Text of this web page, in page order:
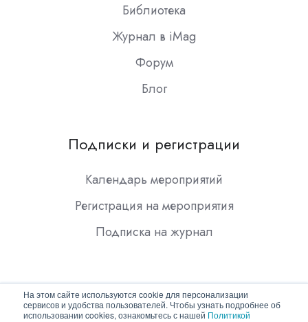
На этом сайте используются cookie для персонализации
сервисов и удобства пользователей. Чтобы узнать подробнее об
использовании cookies, ознакомьтесь с нашей Политикой
Библиотека
Журнал в iMag
Форум
Блог
Подписки и регистрации
Календарь мероприятий
Регистрация на мероприятия
Подписка на журнал